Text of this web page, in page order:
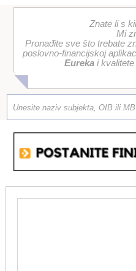
Znate li s
Mi
Pronađite sve što trebate
poslovno-financijskoj
Eurekai kvalitete